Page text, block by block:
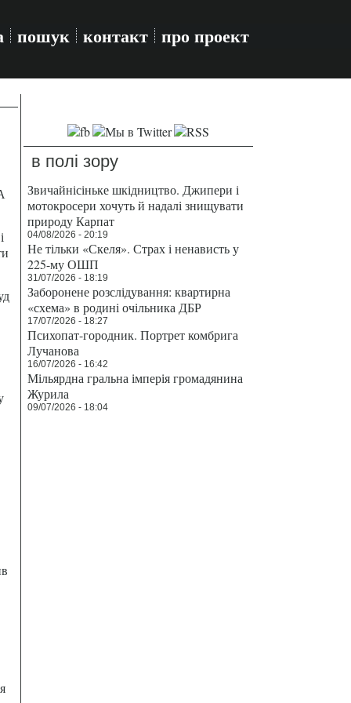
пошук контакт про проект
в полі зору
Звичайнісіньке шкідництво. Джипери і
мотокросери хочуть й надалі знищувати
природу Карпат
04/08/2026 - 20:19
Не тільки «Скеля». Страх і ненависть у
225-му ОШП
31/07/2026 - 18:19
Заборонене розслідування: квартирна
«схема» в родині очільника ДБР
17/07/2026 - 18:27
Психопат-городник. Портрет комбрига
Лучанова
16/07/2026 - 16:42
Мільярдна гральна імперія громадянина
Журила
09/07/2026 - 18:04